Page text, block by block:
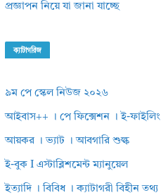
প্রজ্ঞাপন নিয়ে যা জানা যাচ্ছে
ক্যাটাগরিজ
৯ম পে স্কেল নিউজ ২০২৬
আইবাস++ । পে ফিক্সেশন । ই-ফাইলিং
আয়কর । ভ্যাট । আবগারি শুল্ক
ই-বুক I এস্টাব্লিশমেন্ট ম্যানুয়েল
ইত্যাদি । বিবিধ । ক্যাটাগরী বিহীন তথ্য